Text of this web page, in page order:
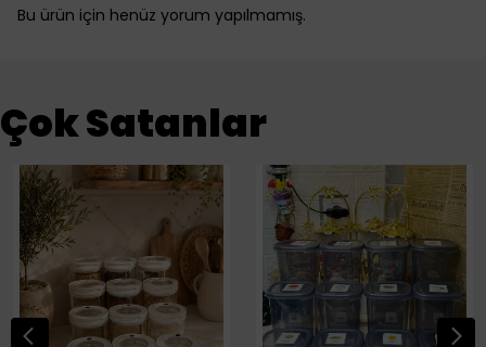
Bu ürün için henüz yorum yapılmamış.
Çok Satanlar